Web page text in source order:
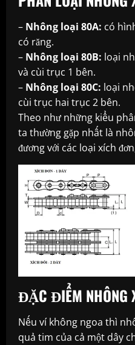
– Nhông loại 80A: có
có răng.
– Nhông loại 80B: loại
và cùi trục 1 bên.
– Nhông loại 80C: loại
cùi trục hai trục 2 bên.
Theo như những kiểu
ta thường gặp nhất là
đương với các loại xích
ĐẶC ĐIỂM NHÔNG
Nếu ví không ngoa thì
quả tim của cả một dây